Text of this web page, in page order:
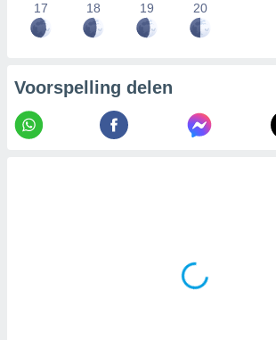
17 18 19 20
Voorspelling delen